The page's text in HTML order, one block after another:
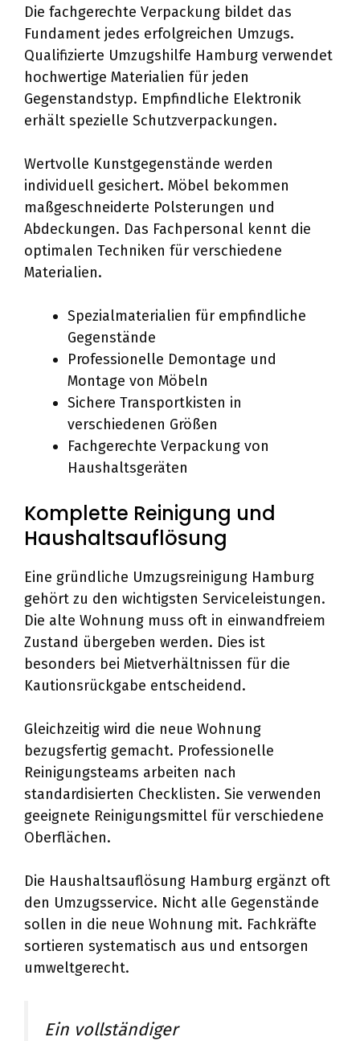
Die fachgerechte Verpackung bildet das
Fundament jedes erfolgreichen Umzugs.
Qualifizierte Umzugshilfe Hamburg verwendet
hochwertige Materialien für jeden
Gegenstandstyp. Empfindliche Elektronik
erhält spezielle Schutzverpackungen.
Wertvolle Kunstgegenstände werden
individuell gesichert. Möbel bekommen
maßgeschneiderte Polsterungen und
Abdeckungen. Das Fachpersonal kennt die
optimalen Techniken für verschiedene
Materialien.
Spezialmaterialien für empfindliche
Gegenstände
Professionelle Demontage und
Montage von Möbeln
Sichere Transportkisten in
verschiedenen Größen
Fachgerechte Verpackung von
Haushaltsgeräten
Komplette Reinigung und
Haushaltsauflösung
Eine gründliche Umzugsreinigung Hamburg
gehört zu den wichtigsten Serviceleistungen.
Die alte Wohnung muss oft in einwandfreiem
Zustand übergeben werden. Dies ist
besonders bei Mietverhältnissen für die
Kautionsrückgabe entscheidend.
Gleichzeitig wird die neue Wohnung
bezugsfertig gemacht. Professionelle
Reinigungsteams arbeiten nach
standardisierten Checklisten. Sie verwenden
geeignete Reinigungsmittel für verschiedene
Oberflächen.
Die Haushaltsauflösung Hamburg ergänzt oft
den Umzugsservice. Nicht alle Gegenstände
sollen in die neue Wohnung mit. Fachkräfte
sortieren systematisch aus und entsorgen
umweltgerecht.
Ein vollständiger